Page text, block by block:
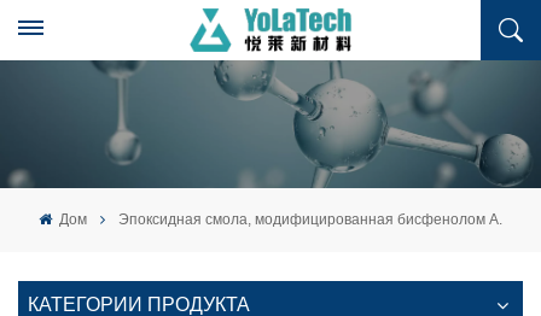
Дом Эпоксидная смола, модифицированная бисфенолом А.
КАТЕГОРИИ ПРОДУКТА